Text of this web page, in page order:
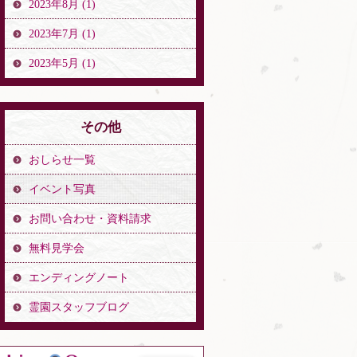
2023年8月 (1)
2023年7月 (1)
2023年5月 (1)
その他
おしらせ一覧
イベント写真
お問い合わせ・資料請求
無料見学会
エンディングノート
霊園スタッフブログ